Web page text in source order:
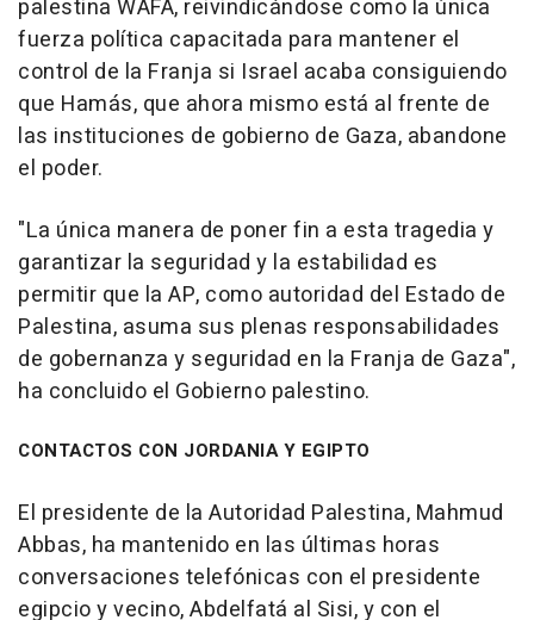
palestina WAFA, reivindicándose como la única
fuerza política capacitada para mantener el
control de la Franja si Israel acaba consiguiendo
que Hamás, que ahora mismo está al frente de
las instituciones de gobierno de Gaza, abandone
el poder.
"La única manera de poner fin a esta tragedia y
garantizar la seguridad y la estabilidad es
permitir que la AP, como autoridad del Estado de
Palestina, asuma sus plenas responsabilidades
de gobernanza y seguridad en la Franja de Gaza",
ha concluido el Gobierno palestino.
CONTACTOS CON JORDANIA Y EGIPTO
El presidente de la Autoridad Palestina, Mahmud
Abbas, ha mantenido en las últimas horas
conversaciones telefónicas con el presidente
egipcio y vecino, Abdelfatá al Sisi, y con el